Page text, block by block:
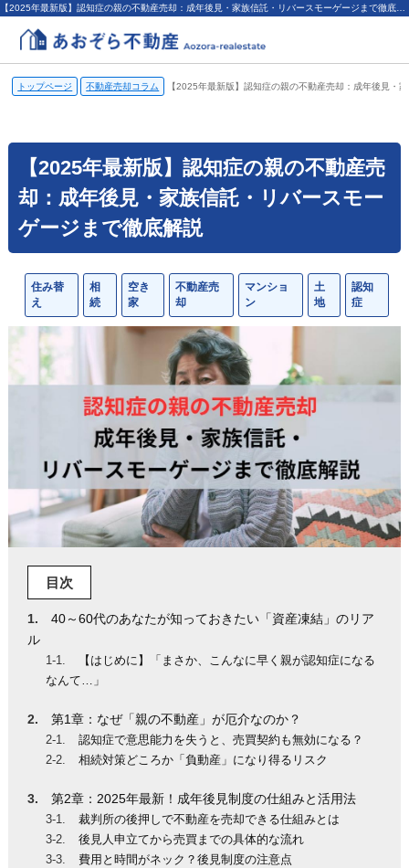
トップページ 不動産売却コラム 【2025年最新版】認知症の親の不動産売却：成年後見・
【2025年最新版】認知症の親の不動産売
却：成年後見・家族信託・リバースモー
ゲージまで徹底解説
住み替
え
相
続
空き
家
不動産売
却
マンショ
ン
土
地
認知
症
目次
40～60代のあなたが知っておきたい「資産凍結」のリア
ル
【はじめに】「まさか、こんなに早く親が認知症になる
なんて…」
第1章：なぜ「親の不動産」が厄介なのか？
認知症で意思能力を失うと、売買契約も無効になる？
相続対策どころか「負動産」になり得るリスク
第2章：2025年最新！成年後見制度の仕組みと活用法
裁判所の後押しで不動産を売却できる仕組みとは
後見人申立てから売買までの具体的な流れ
費用と時間がネック？後見制度の注意点